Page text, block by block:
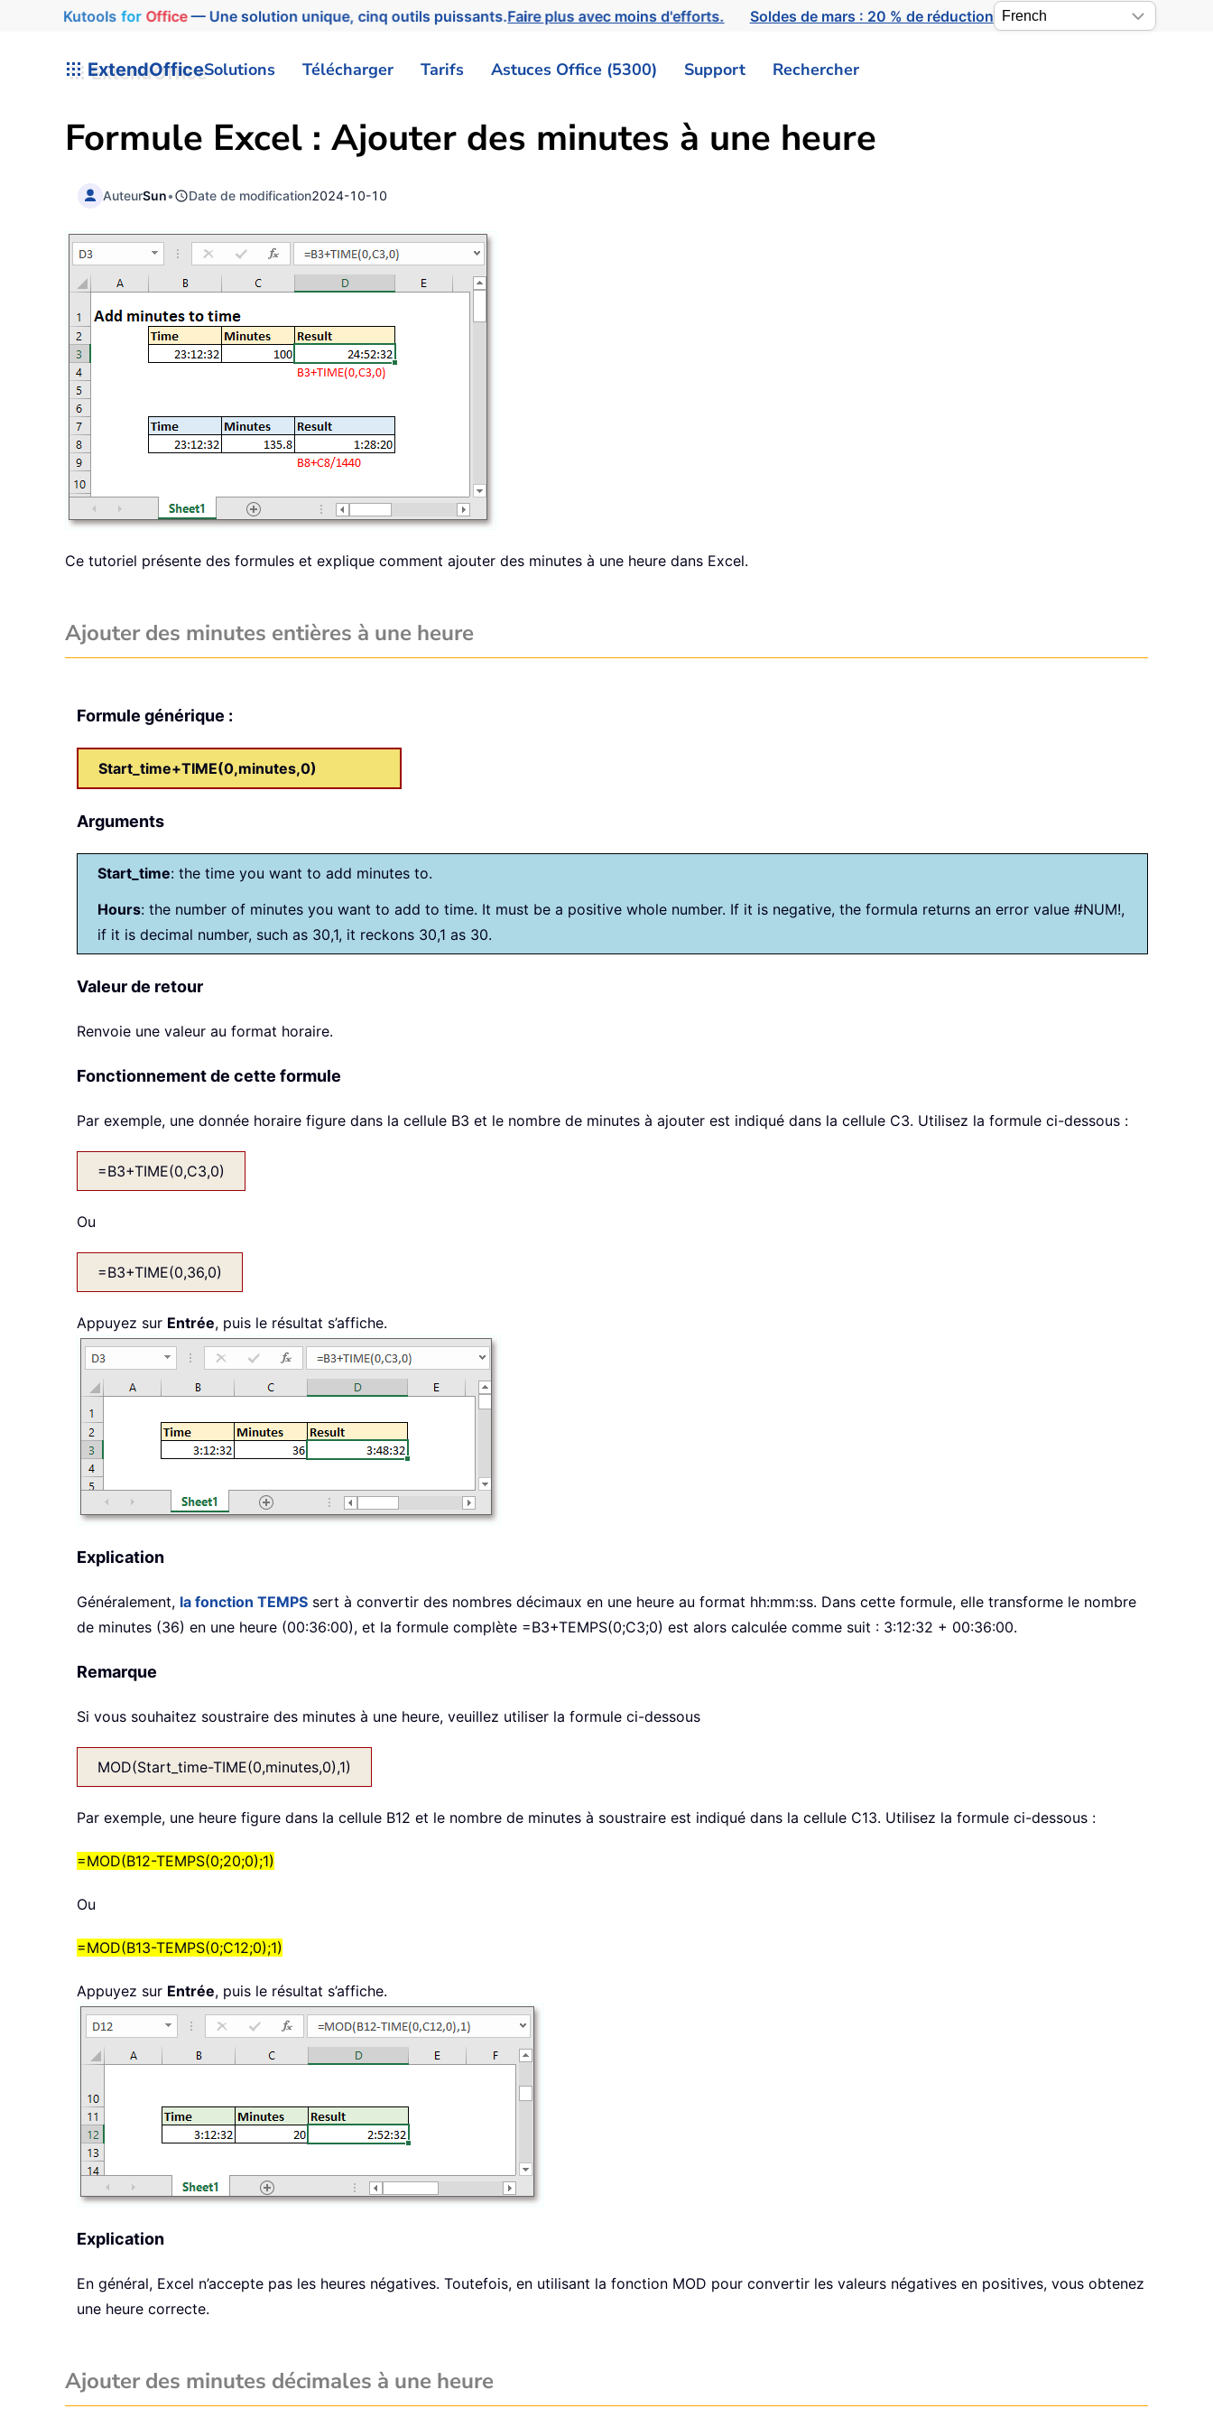
Kutools for Office— Une solution unique, cinq outils puissants.Faire plus avec moins d'efforts. Soldes de mars : 20 % de réduction
ExtendOfficeSolutions Télécharger Tarifs Astuces Office (5300) Support Rechercher
Formule Excel : Ajouter des minutes à une heure
AuteurSun• Date de modification2024-10-10
Ce tutoriel présente des formules et explique comment ajouter des minutes à une heure dans Excel.
Ajouter des minutes entières à une heure
Formule générique :
Start_time+TIME(0,minutes,0)
Arguments
Start_time: the time you want to add minutes to.
Hours: the number of minutes you want to add to time. It must be a positive whole number. If it is negative, the formula returns an error value #NUM!,
if it is decimal number, such as 30,1, it reckons 30,1 as 30.
Valeur de retour
Renvoie une valeur au format horaire.
Fonctionnement de cette formule
Par exemple, une donnée horaire figure dans la cellule B3 et le nombre de minutes à ajouter est indiqué dans la cellule C3. Utilisez la formule ci-dessous :
=B3+TIME(0,C3,0)
Ou
=B3+TIME(0,36,0)
Appuyez sur Entrée, puis le résultat s’affiche.
Explication
Généralement, la fonction TEMPS sert à convertir des nombres décimaux en une heure au format hh:mm:ss. Dans cette formule, elle transforme le nombre
de minutes (36) en une heure (00:36:00), et la formule complète =B3+TEMPS(0;C3;0) est alors calculée comme suit : 3:12:32 + 00:36:00.
Remarque
Si vous souhaitez soustraire des minutes à une heure, veuillez utiliser la formule ci-dessous
MOD(Start_time-TIME(0,minutes,0),1)
Par exemple, une heure figure dans la cellule B12 et le nombre de minutes à soustraire est indiqué dans la cellule C13. Utilisez la formule ci-dessous :
=MOD(B12-TEMPS(0;20;0);1)
Ou
=MOD(B13-TEMPS(0;C12;0);1)
Appuyez sur Entrée, puis le résultat s’affiche.
Explication
En général, Excel n’accepte pas les heures négatives. Toutefois, en utilisant la fonction MOD pour convertir les valeurs négatives en positives, vous obtenez
une heure correcte.
Ajouter des minutes décimales à une heure